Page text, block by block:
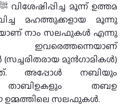
മഹത്തുക്കളായ മൂന്നു
നാം സലഫുകള്‍ എന്നു
ഇവരെത്തന്നെയാണ്‌
മുന്‍ഗാമികള്‍)
അപ്പോൾ നബിയും
താബിഉകളും തബഉ
സലഫുകൾ.